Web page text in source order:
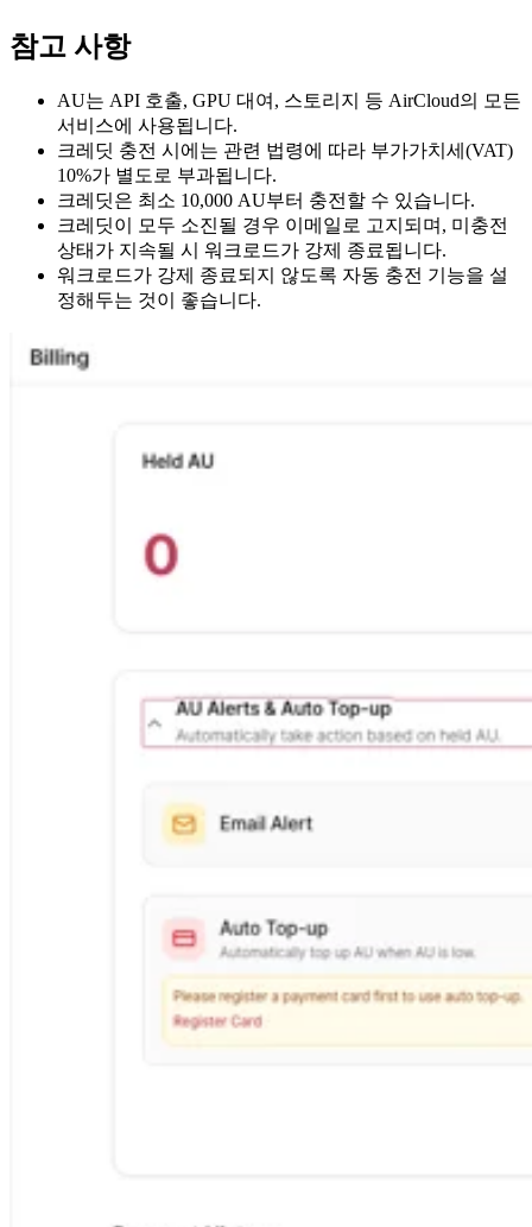
참고 사항
AU는 API 호출, GPU 대여, 스토리지 등 AirCloud의 모든
서비스에 사용됩니다.
크레딧 충전 시에는 관련 법령에 따라 부가가치세(VAT)
10%가 별도로 부과됩니다.
크레딧은 최소 10,000 AU부터 충전할 수 있습니다.
크레딧이 모두 소진될 경우 이메일로 고지되며, 미충전
상태가 지속될 시 워크로드가 강제 종료됩니다.
워크로드가 강제 종료되지 않도록 자동 충전 기능을 설
정해두는 것이 좋습니다.